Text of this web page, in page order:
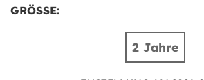
GRÖSSE:
2 Jahre